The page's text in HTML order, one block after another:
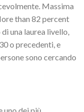
Massima
than 82 percent
una laurea livello,
o precedenti, e
sono cercando